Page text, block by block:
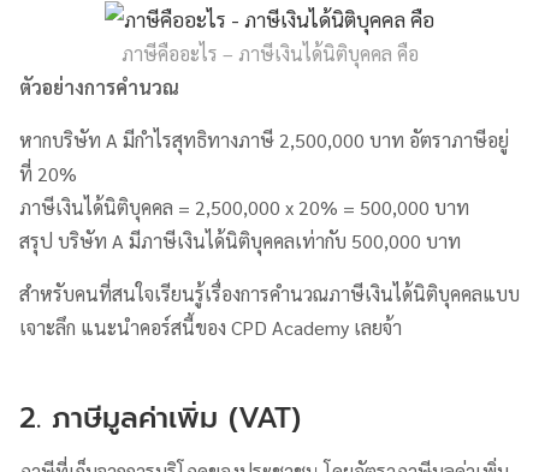
ภาษีคืออะไร – ภาษีเงินได้นิติบุคคล คือ
ตัวอย่างการคำนวณ
หากบริษัท A มีกำไรสุทธิทางภาษี 2,500,000 บาท อัตราภาษีอยู่
ที่ 20%
ภาษีเงินได้นิติบุคคล = 2,500,000 x 20% = 500,000 บาท
สรุป บริษัท A มีภาษีเงินได้นิติบุคคลเท่ากับ 500,000 บาท
สำหรับคนที่สนใจเรียนรู้เรื่องการคำนวณภาษีเงินได้นิติบุคคลแบบ
เจาะลึก แนะนำคอร์สนี้ของ CPD Academy เลยจ้า
2. ภาษีมูลค่าเพิ่ม (VAT)